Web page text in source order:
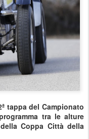
tappa del Campionato
tra le alture
Coppa Città della